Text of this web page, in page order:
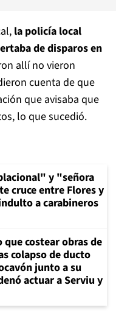
la policía local
de disparos en
allí no vieron
cuenta de que
que avisaba que
lo que sucedió.
y "señora
cruce entre Flores y
a carabineros
que costear obras de
colapso de ducto
junto a su
actuar a Serviu y